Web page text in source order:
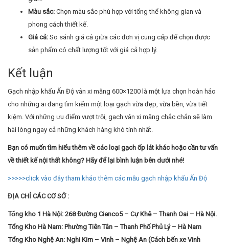
Màu sắc: Chọn màu sắc phù hợp với tổng thể không gian và
phong cách thiết kế.
Giá cả: So sánh giá cả giữa các đơn vị cung cấp để chọn được
sản phẩm có chất lượng tốt với giá cả hợp lý.
Kết luận
Gạch nhập khẩu Ấn Độ vân xi măng 600×1200 là một lựa chọn hoàn hảo
cho những ai đang tìm kiếm một loại gạch vừa đẹp, vừa bền, vừa tiết
kiệm. Với những ưu điểm vượt trội, gạch vân xi măng chắc chắn sẽ làm
hài lòng ngay cả những khách hàng khó tính nhất.
Bạn có muốn tìm hiểu thêm về các loại gạch ốp lát khác hoặc cần tư vấn
về thiết kế nội thất không? Hãy để lại bình luận bên dưới nhé!
>>>>>click vào đây tham khảo thêm các mẫu gạch nhập khẩu Ấn Độ
ĐỊA CHỈ CÁC CƠ SỞ :
Tổng kho 1 Hà Nội: 268 Đường Cienco5 – Cự Khê – Thanh Oai – Hà Nội.
Tổng Kho Hà Nam: Phường Tiên Tân – Thanh Phố Phủ Lý – Hà Nam
Tổng Kho Nghệ An: Nghi Kim – Vinh – Nghệ An (Cách bến xe Vinh